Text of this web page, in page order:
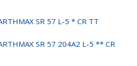
SR 57 L-5 * CR TT
SR 57 204A2 L-5 ** CR